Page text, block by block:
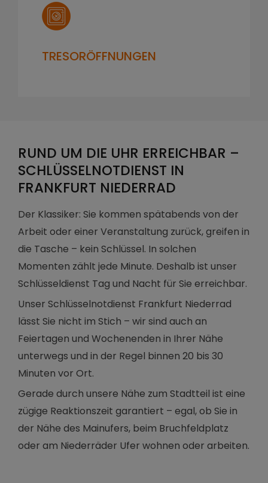
TRESORÖFFNUNGEN
RUND UM DIE UHR ERREICHBAR –
SCHLÜSSELNOTDIENST IN
FRANKFURT NIEDERRAD
Der Klassiker: Sie kommen spätabends von der
Arbeit oder einer Veranstaltung zurück, greifen in
die Tasche – kein Schlüssel. In solchen
Momenten zählt jede Minute. Deshalb ist unser
Schlüsseldienst Tag und Nacht für Sie erreichbar.
Unser Schlüsselnotdienst Frankfurt Niederrad
lässt Sie nicht im Stich – wir sind auch an
Feiertagen und Wochenenden in Ihrer Nähe
unterwegs und in der Regel binnen 20 bis 30
Minuten vor Ort.
Gerade durch unsere Nähe zum Stadtteil ist eine
zügige Reaktionszeit garantiert – egal, ob Sie in
der Nähe des Mainufers, beim Bruchfeldplatz
oder am Niederräder Ufer wohnen oder arbeiten.